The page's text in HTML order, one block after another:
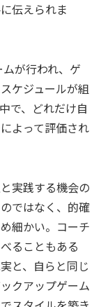
伝えられま
が行われ、ゲ
ケジュールが組
で、どれだけ自
よって評価され
実践する機会の
ではなく、的確
細かい。コーチ
ることもある
と、自らと同じ
クアップゲーム